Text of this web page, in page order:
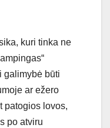
kuri tinka ne
galimybė būti
ar ežero
patogios lovos,
po atviru